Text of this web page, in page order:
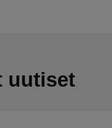
uutiset